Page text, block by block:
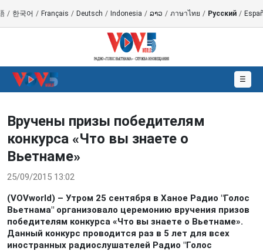
/ 한국어 / Français / Deutsch / Indonesia / ລາວ / ภาษาไทย / Русский /
☰
Вручены призы победителям
конкурса «Что вы знаете о
Вьетнаме»
25/09/2015 13:02
(VOVworld) – Утром 25 сентября в Ханое Радио "Голос
Вьетнама" организовало церемонию вручения призов
победителям конкурса «Что вы знаете о Вьетнаме».
Данный конкурс проводится раз в 5 лет для всех
иностранных радиослушателей Радио "Голос